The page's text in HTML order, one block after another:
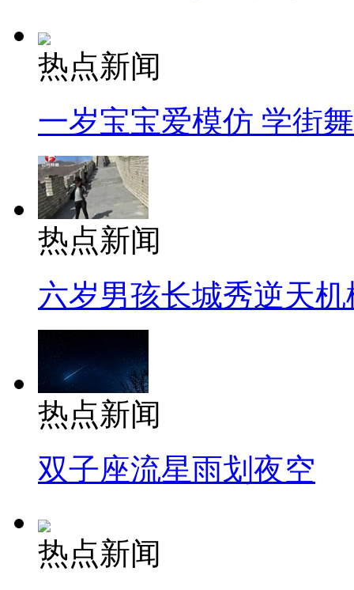
热点新闻
一岁宝宝爱模仿 学街
热点新闻
六岁男孩长城秀逆天机
热点新闻
双子座流星雨划夜空
热点新闻